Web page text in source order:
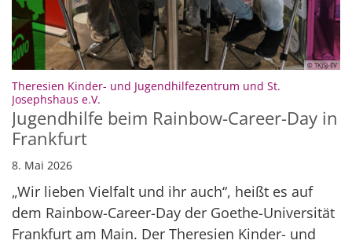
© TKJSJ-EV
Theresien Kinder- und Jugendhilfezentrum und St.
Josephshaus e.V.
Jugendhilfe beim Rainbow-Career-Day in
Frankfurt
8. Mai 2026
„Wir lieben Vielfalt und ihr auch“, heißt es auf
dem Rainbow-Career-Day der Goethe-Universität
Frankfurt am Main. Der Theresien Kinder- und